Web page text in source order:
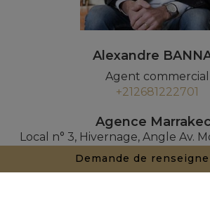
Demande de
Alexandre
Agent commercial
+212681222701
Agence
Local n° 3, Hivernage, Angle Av.
et Rue Imam Chafii
40000 Marrakech